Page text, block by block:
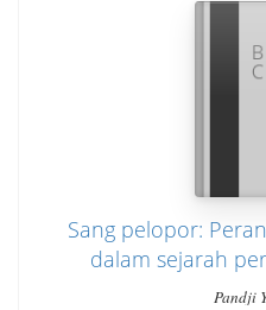
Sang pelopor:
dalam sejarah
Pandji